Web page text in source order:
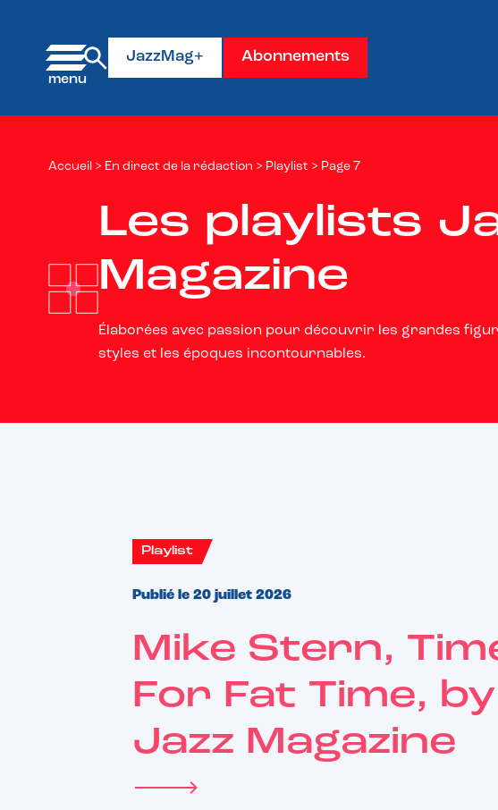
JazzMag+ Abonnements
Accueil > En direct de la rédaction > Playlist > Page 7
Les playlists
Magazine
Élaborées avec passion pour découvrir les grandes
styles et les époques incontournables.
Playlist
Publié le 20 juillet 2026
Mike Stern,
For Fat Time, by
Jazz Magazine